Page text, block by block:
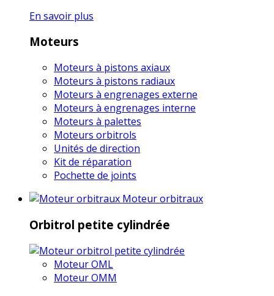
En savoir plus
Moteurs
Moteurs à pistons axiaux
Moteurs à pistons radiaux
Moteurs à engrenages externe
Moteurs à engrenages interne
Moteurs à palettes
Moteurs orbitrols
Unités de direction
Kit de réparation
Pochette de joints
Moteur orbitraux
Orbitrol petite cylindrée
Moteur OML
Moteur OMM